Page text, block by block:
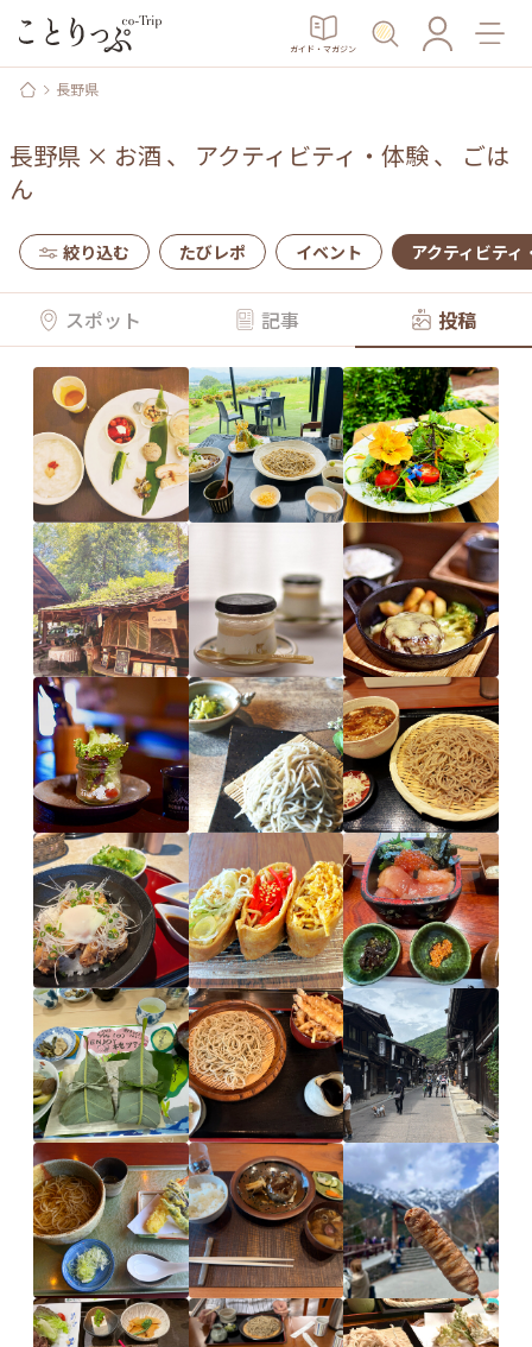
ガイド・マガジン
長野県
長野県 × お酒 、 アクティビティ・体験、
ごは
ん
絞り込む たびレポ イベント アクティビティ
スポット 記事 投稿